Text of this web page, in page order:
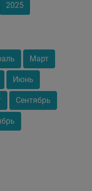
2025
Март
Июнь
Сентябрь